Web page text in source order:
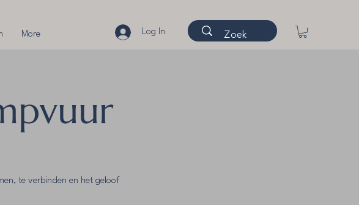
More Log In
te verbinden en het geloof